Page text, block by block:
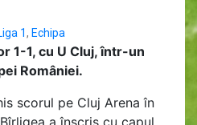
1, Echipa
1-1, cu U Cluj, într-un
României.
scorul pe Cluj Arena în
a înscris cu capul